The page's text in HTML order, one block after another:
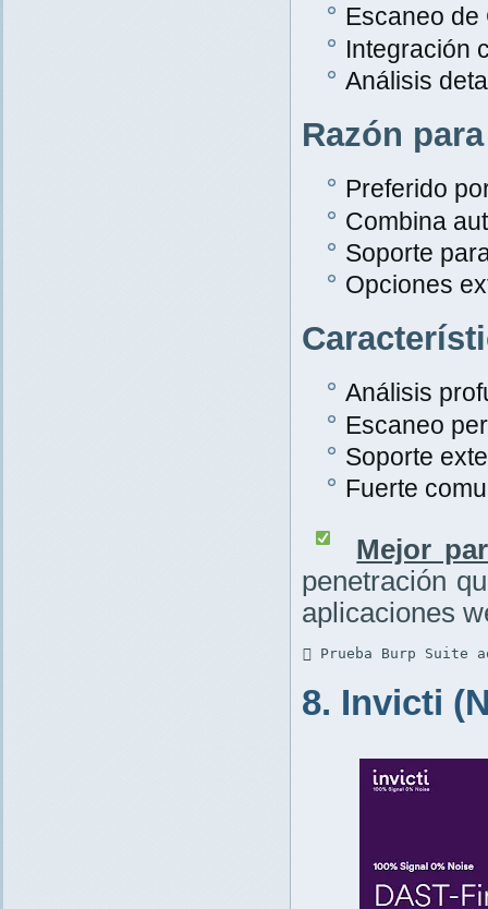
Escaneo de
Integración
Análisis
Razón
Preferido
Combina
Soporte
Opciones
Análisis
Escaneo
Soporte
Fuerte
Mejor
penetración
aplicaciones
 Prueba Burp Suite
8. Invicti